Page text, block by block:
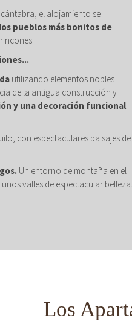
el alojamiento se
pueblos más bonitos de
utilizando elementos nobles
de la antigua construcción y
y una decoración funcional
con espectaculares paisajes de
Un entorno de montaña en el
valles de espectacular belleza.
Los